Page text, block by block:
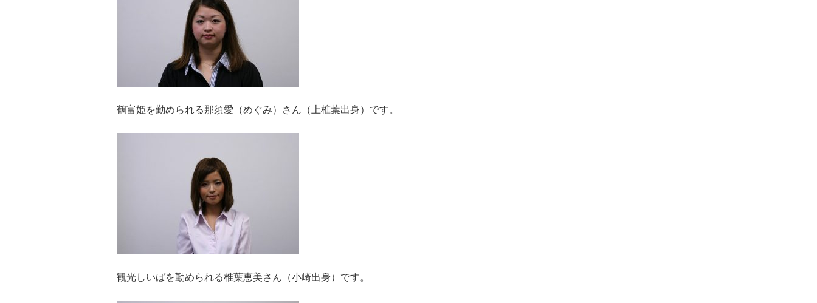
鶴富姫を勤められる那須愛（めぐみ）さん（上椎葉出身）です。
観光しいばを勤められる椎葉恵美さん（小崎出身）です。